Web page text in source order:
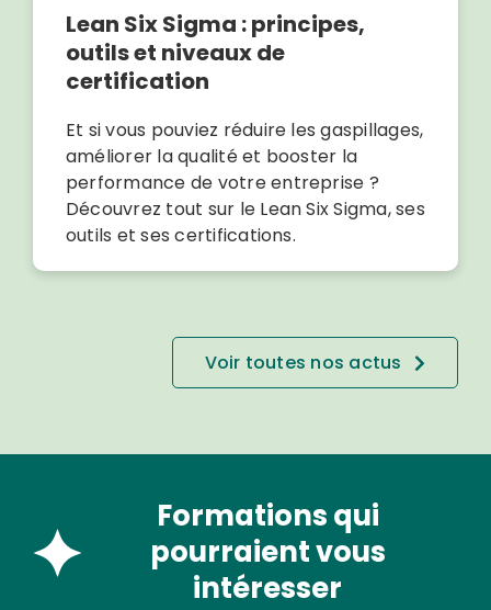
Lean Six Sigma : principes,
outils et niveaux de
certification
Et si vous pouviez réduire les gaspillages,
améliorer la qualité et booster la
performance de votre entreprise ?
Découvrez tout sur le Lean Six Sigma, ses
outils et ses certifications.
Voir toutes nos actus
Formations qui
pourraient vous
intéresser